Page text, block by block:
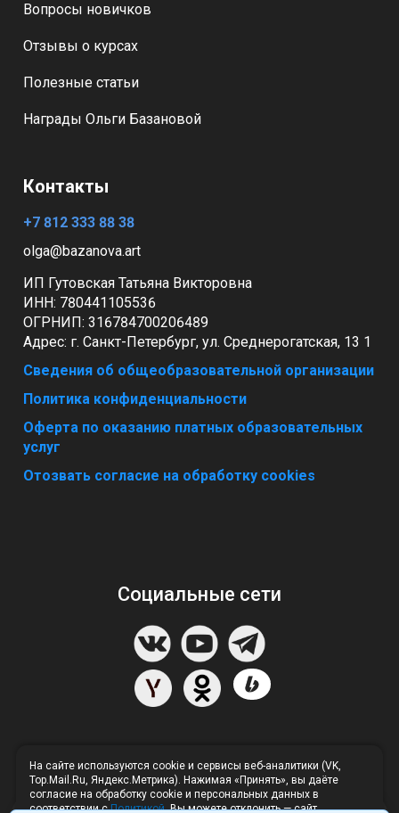
На сайте используются cookie и сервисы веб-аналитики (VK,
Top.Mail.Ru, Яндекс.Метрика). Нажимая «Принять», вы даёте
согласие на обработку cookie и персональных данных в
соответствии сПолитикой. Вы можете отклонить — сайт
Вопросы новичков
Отзывы о курсах
Полезные статьи
Награды Ольги Базановой
Контакты
+7 812 333 88 38
olga@bazanova.art
ИП Гутовская Татьяна Викторовна
ИНН: 780441105536
ОГРНИП: 316784700206489
Адрес: г. Санкт-Петербург, ул. Среднерогатская, 13 1
Сведения об общеобразовательной организации
Политика конфиденциальности
Оферта по оказанию платных образовательных
услуг
Отозвать согласие на обработку cookies
Социальные сети